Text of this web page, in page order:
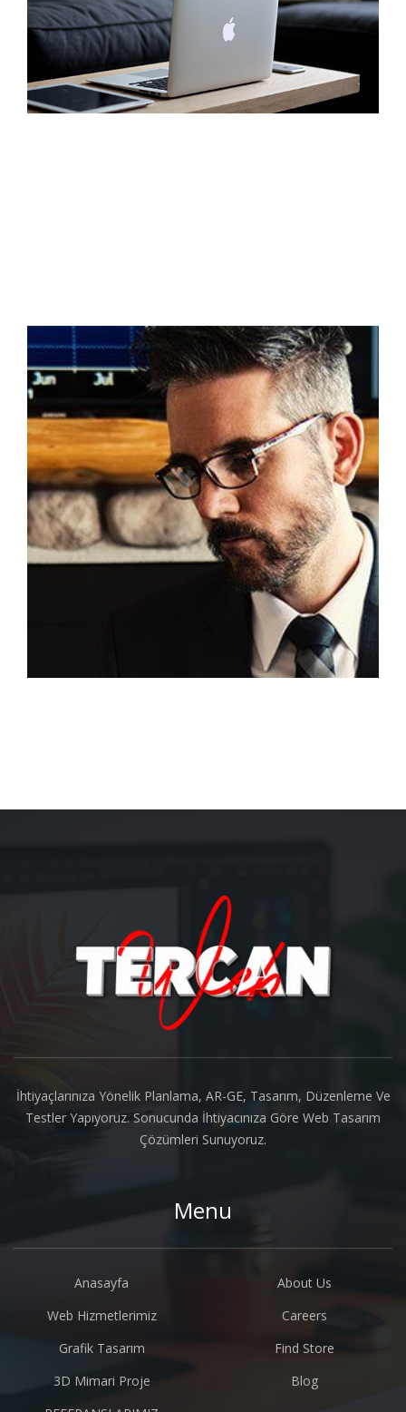
İhtiyaçlarınıza Yönelik Planlama, AR-GE, Tasarım, Düzenleme Ve
Testler Yapıyoruz. Sonucunda İhtiyacınıza Göre Web Tasarım
Çözümleri Sunuyoruz.
Menu
Anasayfa
Web Hizmetlerimiz
Grafik Tasarım
3D Mimari Proje
About Us
Careers
Find Store
Blog